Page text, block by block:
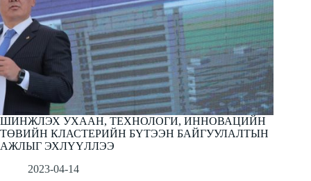
ШИНЖЛЭХ УХААН, ТЕХНОЛОГИ, ИННОВАЦИЙН
ТӨВИЙН КЛАСТЕРИЙН БҮТЭЭН БАЙГУУЛАЛТЫН
АЖЛЫГ ЭХЛҮҮЛЛЭЭ
2023-04-14